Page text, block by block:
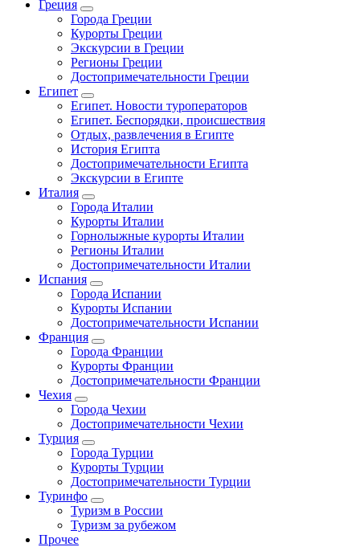
Греция
Города Греции
Курорты Греции
Экскурсии в Греции
Регионы Греции
Достопримечательности Греции
Египет
Египет. Новости туроператоров
Египет. Беспорядки, происшествия
Отдых, развлечения в Египте
История Египта
Достопримечательности Египта
Экскурсии в Египте
Италия
Города Италии
Курорты Италии
Горнолыжные курорты Италии
Регионы Италии
Достопримечательности Италии
Испания
Города Испании
Курорты Испании
Достопримечательности Испании
Франция
Города Франции
Курорты Франции
Достопримечательности Франции
Чехия
Города Чехии
Достопримечательности Чехии
Турция
Города Турции
Курорты Турции
Достопримечательности Турции
Туринфо
Туризм в России
Туризм за рубежом
Прочее